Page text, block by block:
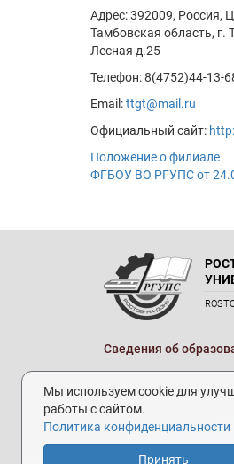
Адрес:392009, Россия,
Тамбовская область, г.
Лесная д.25
Телефон: 8(4752)44-13-
Email:ttgt@mail.ru
Официальный сайт:
Положение о филиале
ФГБОУ ВО РГУПС от
Сведения об
Реквизиты
Электронная почта
Приемная комиссия:
Отдел по связям с
Мы используем cookie для
работы с сайтом.
Политика конфиденциальности
Принять